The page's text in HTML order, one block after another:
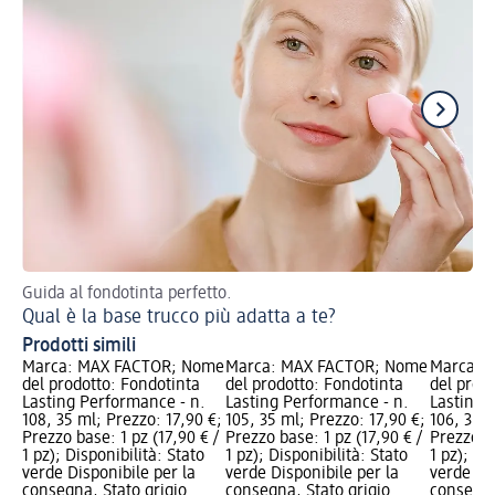
Guida al fondotinta perfetto.
Qual è la base trucco più adatta a te?
Prodotti simili
Marca: MAX FACTOR; Nome
del prodotto: Fondotinta
Lasting Performance - n.
108, 35 ml; Prezzo: 17,90 €;
Prezzo base: 1 pz (17,90 € /
1 pz); Disponibilità: Stato
verde Disponibile per la
consegna, Stato grigio
Marca: MAX FACTOR; Nome
del prodotto: Fondotinta
Lasting Performance - n.
105, 35 ml; Prezzo: 17,90 €;
Prezzo base: 1 pz (17,90 € /
1 pz); Disponibilità: Stato
verde Disponibile per la
consegna, Stato grigio
Marca:
del
Lasting
106, 35
Prezzo
1 pz);
verde